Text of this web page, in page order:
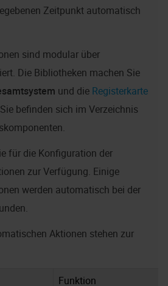
Zeitpunkt automatisch
sind modular über
Die Bibliotheken machen Sie
und die Registerkarte
befinden sich im Verzeichnis
für die Konfiguration der
zur Verfügung. Einige
werden automatisch bei der
Aktionen stehen zur
Funktion